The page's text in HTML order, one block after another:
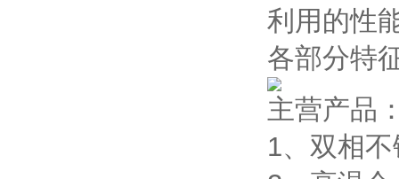
利用的性
各部分特
主营产品
1、双相